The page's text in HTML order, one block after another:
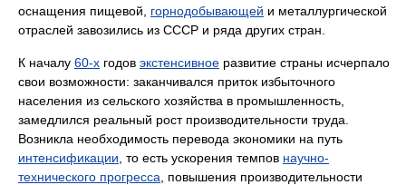
оснащения пищевой, горнодобывающей и металлургической
отраслей завозились из СССР и ряда других стран.
К началу 60-х годов экстенсивное развитие страны исчерпало
свои возможности: заканчивался приток избыточного
населения из сельского хозяйства в промышленность,
замедлился реальный рост производительности труда.
Возникла необходимость перевода экономики на путь
интенсификации , то есть ускорения темпов научно-
технического прогресса , повышения производительности